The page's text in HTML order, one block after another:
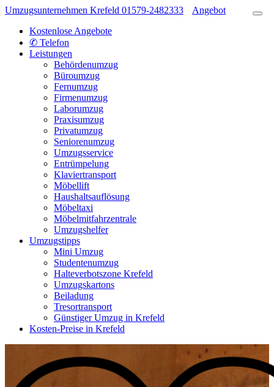
Umzugsunternehmen Krefeld 01579-2482333
Angebot
Kostenlose Angebote
✆ Telefon
Leistungen
Behördenumzug
Büroumzug
Fernumzug
Firmenumzug
Laborumzug
Praxisumzug
Privatumzug
Seniorenumzug
Umzugsservice
Entrümpelung
Klaviertransport
Möbellift
Haushaltsauflösung
Möbeltaxi
Möbelmitfahrzentrale
Umzugshelfer
Umzugstipps
Mini Umzug
Studentenumzug
Halteverbotszone Krefeld
Umzugskartons
Beiladung
Tresortransport
Günstiger Umzug in Krefeld
Kosten-Preise in Krefeld